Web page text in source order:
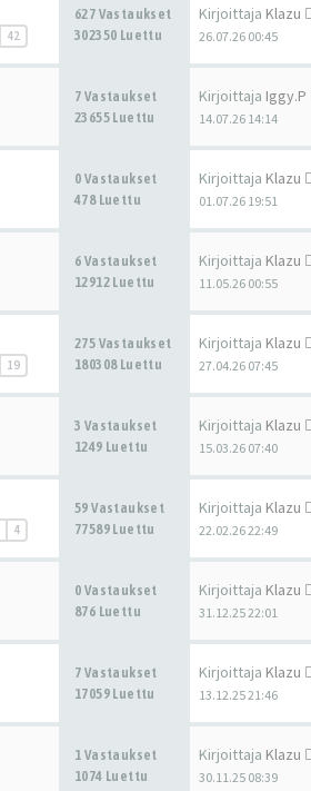
42
627 Vastaukset
302350 Luettu
Kirjoittaja Klazu
26.07.26 00:45
7 Vastaukset
23655 Luettu
Kirjoittaja Iggy.P
14.07.26 14:14
0 Vastaukset
478 Luettu
Kirjoittaja Klazu
01.07.26 19:51
6 Vastaukset
12912 Luettu
Kirjoittaja Klazu
11.05.26 00:55
19
275 Vastaukset
180308 Luettu
Kirjoittaja Klazu
27.04.26 07:45
3 Vastaukset
1249 Luettu
Kirjoittaja Klazu
15.03.26 07:40
4
59 Vastaukset
77589 Luettu
Kirjoittaja Klazu
22.02.26 22:49
0 Vastaukset
876 Luettu
Kirjoittaja Klazu
31.12.25 22:01
7 Vastaukset
17059 Luettu
Kirjoittaja Klazu
13.12.25 21:46
1 Vastaukset
1074 Luettu
Kirjoittaja Klazu
30.11.25 08:39